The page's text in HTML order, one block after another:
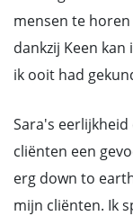
mensen te horen
dankzij Keen
ik ooit had
Sara's
cliënten een
erg down to
mijn cliënten. Ik